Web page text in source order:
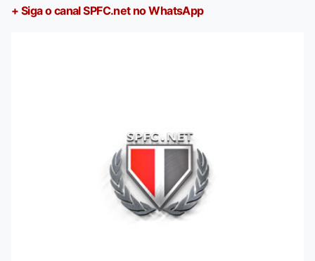
+ Siga o canal SPFC.net no WhatsApp